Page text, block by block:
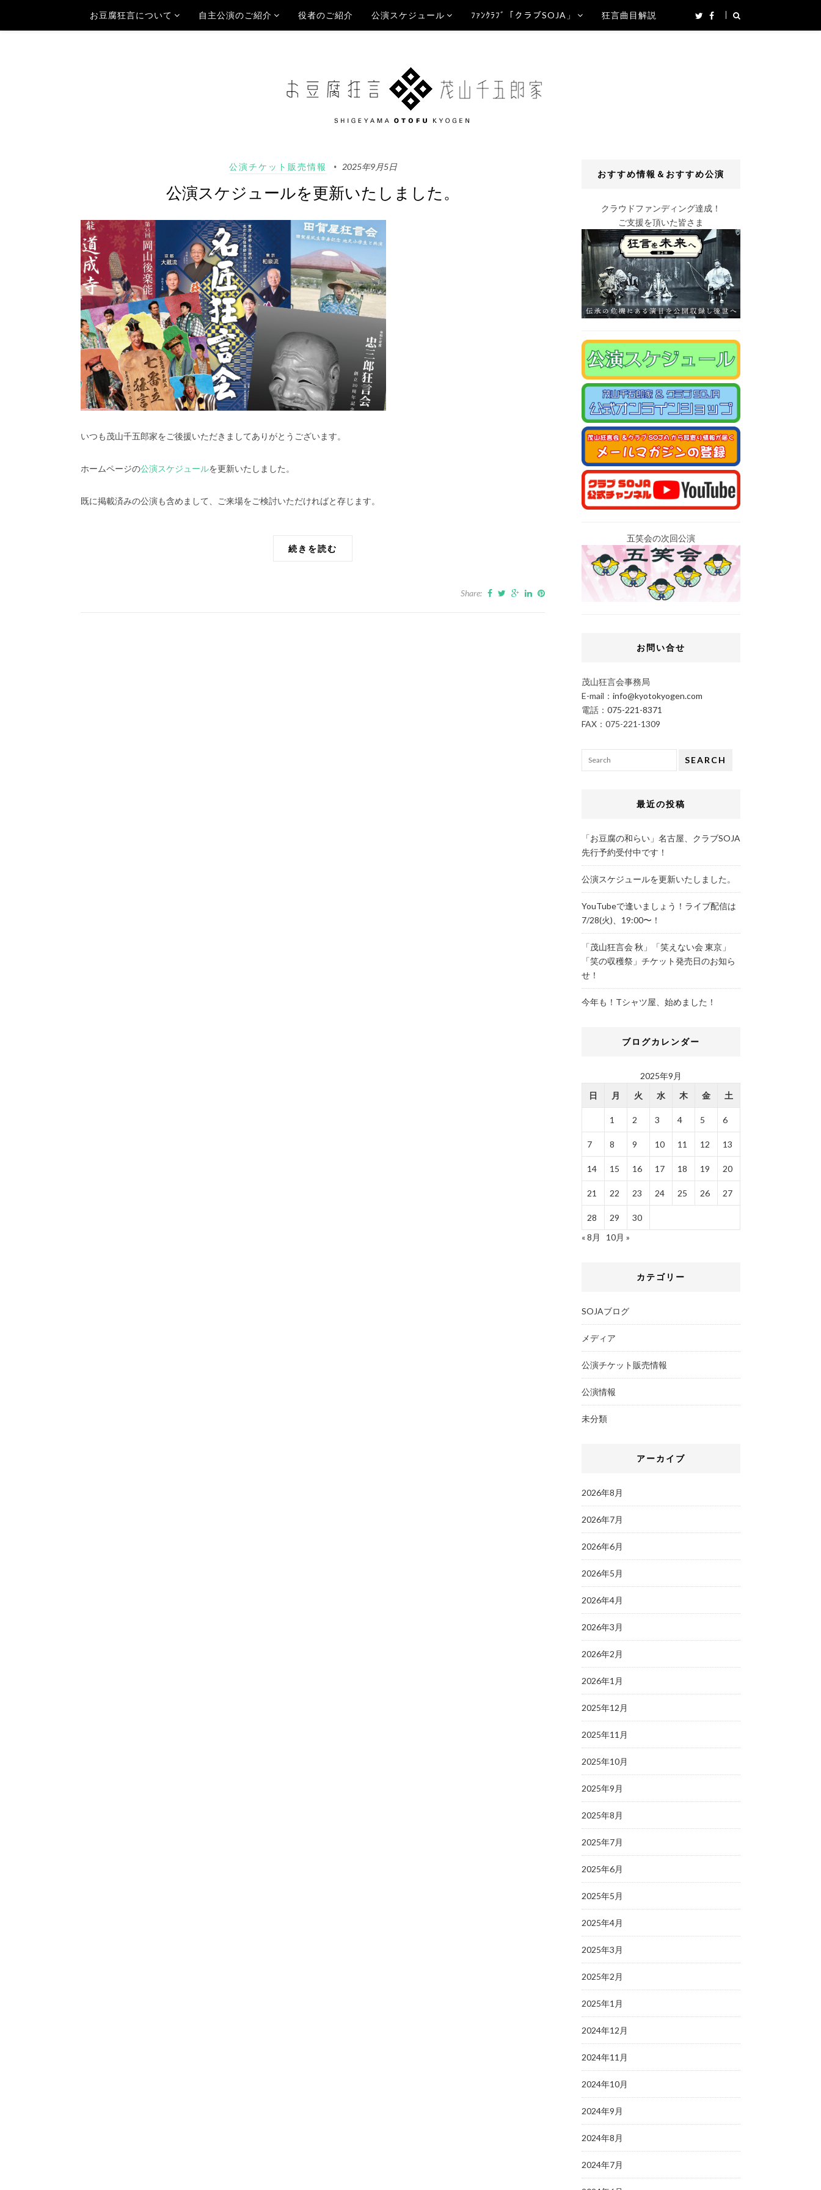
お豆腐狂言について 自主公演のご紹介 役者のご紹介 公演スケジュール ﾌｧﾝｸﾗﾌﾞ「クラブSOJA」 狂言曲目解説
公演チケット販売情報 2025年9月5日
公演スケジュールを更新いたしました。
いつも茂山千五郎家をご後援いただきましてありがとうございます。
ホームページの公演スケジュールを更新いたしました。
既に掲載済みの公演も含めまして、ご来場をご検討いただければと存じます。
続きを読む
Share:
おすすめ情報＆おすすめ公演
クラウドファンディング達成！
ご支援を頂いた皆さま
五笑会の次回公演
お問い合せ
茂山狂言会事務局
E-mail： info@kyotokyogen.com
電話： 075-221-8371
FAX：075-221-1309
SEARCH
最近の投稿
「お豆腐の和らい」名古屋、クラブSOJA
先行予約受付中です！
公演スケジュールを更新いたしました。
YouTubeで逢いましょう！ライブ配信は
7/28(火)、19:00〜！
「茂山狂言会 秋」「笑えない会 東京」
「笑の収穫祭」チケット発売日のお知ら
せ！
今年も！Tシャツ屋、始めました！
ブログカレンダー
2025年9月
日
月 火 水 木 金 土
1 2 3 4 5 6
7 8 9 10 11 12 13
14 15 16 17 18 19 20
21 22 23 24 25 26 27
28 29
30
« 8月
10月 »
カテゴリー
SOJAブログ
メディア
公演チケット販売情報
公演情報
未分類
アーカイブ
2026年8月
2026年7月
2026年6月
2026年5月
2026年4月
2026年3月
2026年2月
2026年1月
2025年12月
2025年11月
2025年10月
2025年9月
2025年8月
2025年7月
2025年6月
2025年5月
2025年4月
2025年3月
2025年2月
2025年1月
2024年12月
2024年11月
2024年10月
2024年9月
2024年8月
2024年7月